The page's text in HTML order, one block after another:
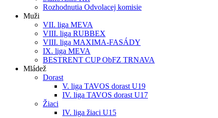
Rozhodnutia Odvolacej komisie
Muži
VII. liga MEVA
VIII. liga RUBBEX
VIII. liga MAXIMA-FASÁDY
IX. liga MEVA
BESTRENT CUP ObFZ TRNAVA
Mládež
Dorast
V. liga TAVOS dorast U19
IV. liga TAVOS dorast U17
Žiaci
IV. liga žiaci U15